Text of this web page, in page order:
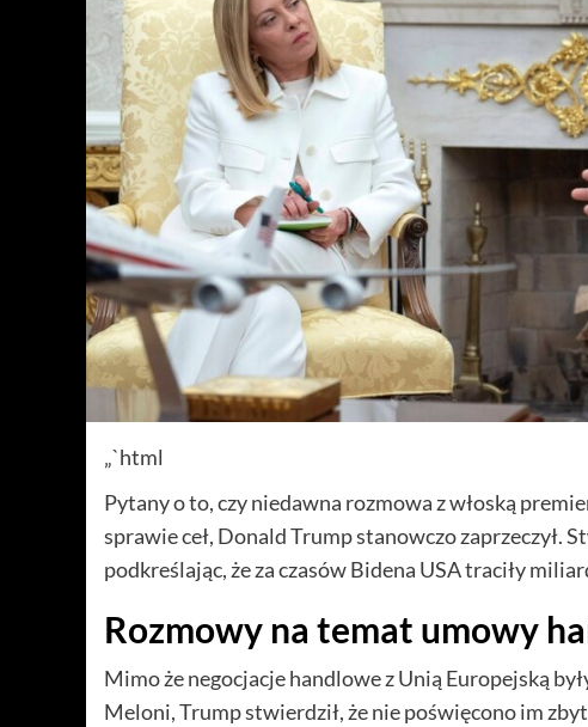
„`html
Pytany o to, czy niedawna rozmowa z włoską
sprawie ceł, Donald Trump stanowczo zaprzeczył.
podkreślając, że za czasów Bidena USA traciły
Rozmowy na temat umowy
Mimo że negocjacje handlowe z Unią Europejską
Meloni, Trump stwierdził, że nie poświęcono im